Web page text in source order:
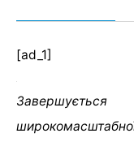
[ad_1]